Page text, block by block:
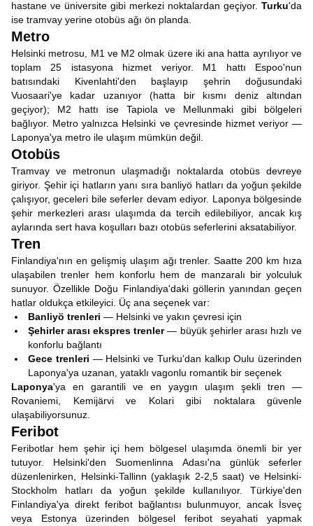
hastane ve üniversite gibi merkezi noktalardan geçiyor. Turku'da
ise tramvay yerine otobüs ağı ön planda.
Metro
Helsinki metrosu, M1 ve M2 olmak üzere iki ana hatta ayrılıyor ve
toplam 25 istasyona hizmet veriyor. M1 hattı Espoo'nun
batısındaki Kivenlahti'den başlayıp şehrin doğusundaki
Vuosaari'ye kadar uzanıyor (hatta bir kısmı deniz altından
geçiyor); M2 hattı ise Tapiola ve Mellunmaki gibi bölgeleri
bağlıyor. Metro yalnızca Helsinki ve çevresinde hizmet veriyor —
Laponya'ya metro ile ulaşım mümkün değil.
Otobüs
Tramvay ve metronun ulaşmadığı noktalarda otobüs devreye
giriyor. Şehir içi hatların yanı sıra banliyö hatları da yoğun şekilde
çalışıyor, geceleri bile seferler devam ediyor. Laponya bölgesinde
şehir merkezleri arası ulaşımda da tercih edilebiliyor, ancak kış
aylarında sert hava koşulları bazı otobüs seferlerini aksatabiliyor.
Tren
Finlandiya'nın en gelişmiş ulaşım ağı trenler. Saatte 200 km hıza
ulaşabilen trenler hem konforlu hem de manzaralı bir yolculuk
sunuyor. Özellikle Doğu Finlandiya'daki göllerin yanından geçen
hatlar oldukça etkileyici. Üç ana seçenek var:
Banliyö trenleri — Helsinki ve yakın çevresi için
Şehirler arası ekspres trenler— büyük şehirler arası hızlı ve
konforlu bağlantı
Gece trenleri — Helsinki ve Turku'dan kalkıp Oulu üzerinden
Laponya'ya uzanan, yataklı vagonlu romantik bir seçenek
Laponya'ya en garantili ve en yaygın ulaşım şekli tren —
Rovaniemi, Kemijärvi ve Kolari gibi noktalara güvenle
ulaşabiliyorsunuz.
Feribot
Feribotlar hem şehir içi hem bölgesel ulaşımda önemli bir yer
tutuyor. Helsinki'den Suomenlinna Adası'na günlük seferler
düzenlenirken, Helsinki-Tallinn (yaklaşık 2-2,5 saat) ve Helsinki-
Stockholm hatları da yoğun şekilde kullanılıyor. Türkiye'den
Finlandiya'ya direkt feribot bağlantısı bulunmuyor, ancak İsveç
veya Estonya üzerinden bölgesel feribot seyahati yapmak